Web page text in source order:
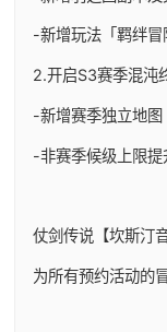
-新增玩法「羁绊冒
2.开启S3赛季混沌
-新增赛季独立地图
-非赛季候级上限提
仗剑传说【坎斯汀
为所有预约活动的